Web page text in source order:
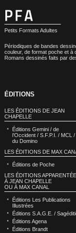
Petits Formats Adultes
Périodiques de bandes
couleur, de format poche et à
Romans dessinés faits par
ÉDITIONS
LES ÉDITIONS DE JEAN
CHAPELLE
Éditions Gemini / de
l’Occident / S.F.P.I. / MCL /
du Domino
LES ÉDITIONS DE MAX
Éditions de Poche
LES ÉDITIONS
À JEAN CHAPELLE
OU À MAX CANAL
Éditions Les Publications
Illustrées
Éditions S.A.G.E. /
Éditions Agena
Éditions Brandt